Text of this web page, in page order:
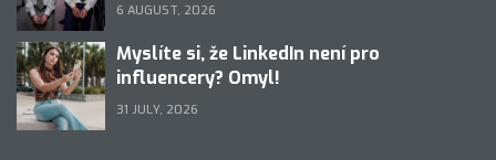
6 AUGUST, 2026
Myslíte si, že LinkedIn není pro
influencery? Omyl!
31 JULY, 2026